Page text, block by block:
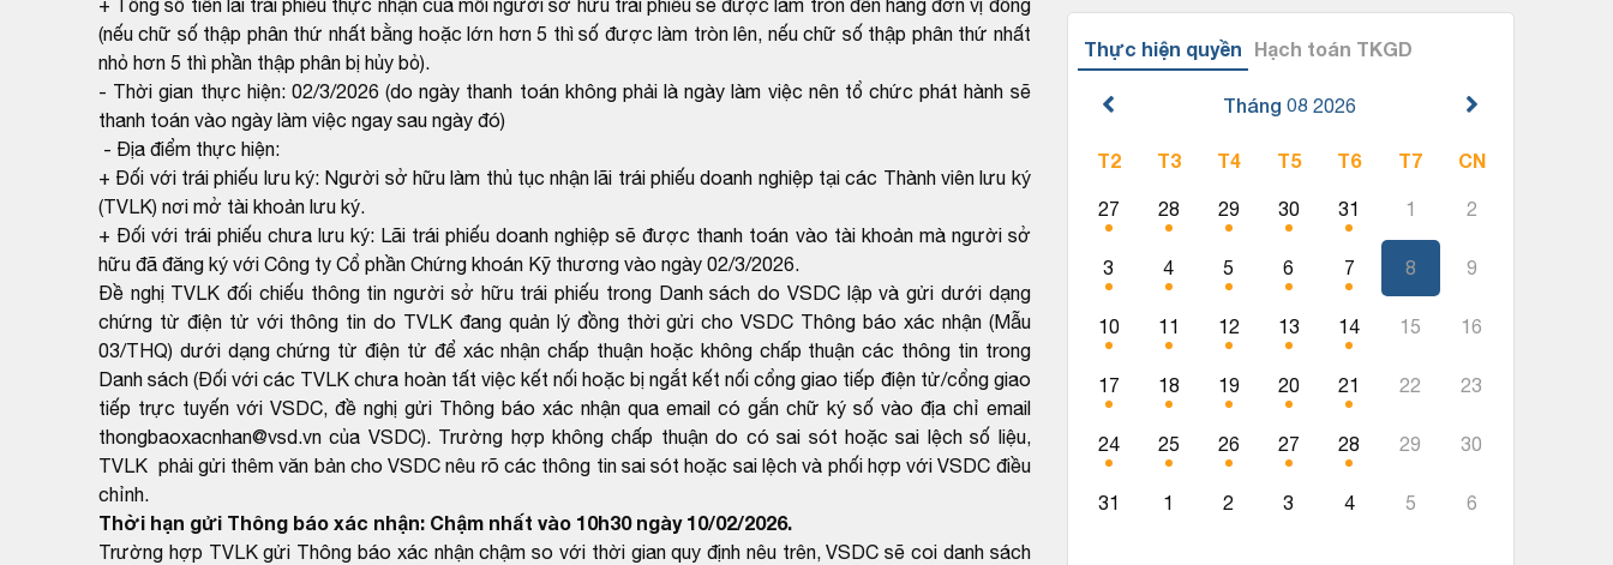
(nếu chữ số thập phân thứ nhất bằng hoặc lớn hơn 5 thì số được làm tròn lên, nếu chữ số thập phân thứ nhất
nhỏ hơn 5 thì phần thập phân bị hủy bỏ).
- Thời gian thực hiện: 02/3/2026 (do ngày thanh toán không phải là ngày làm việc nên tổ chức phát hành sẽ
thanh toán vào ngày làm việc ngay sau ngày đó)
- Địa điểm thực hiện:
+ Đối với trái phiếu lưu ký: Người sở hữu làm thủ tục nhận lãi trái phiếu doanh nghiệp tại các Thành viên lưu ký
(TVLK) nơi mở tài khoản lưu ký.
+ Đối với trái phiếu chưa lưu ký: Lãi trái phiếu doanh nghiệp sẽ được thanh toán vào tài khoản mà người sở
hữu đã đăng ký với Công ty Cổ phần Chứng khoán Kỹ thương vào ngày 02/3/2026.
Đề nghị TVLK đối chiếu thông tin người sở hữu trái phiếu trong Danh sách do VSDC lập và gửi dưới dạng
chứng từ điện tử với thông tin do TVLK đang quản lý đồng thời gửi cho VSDC Thông báo xác nhận (Mẫu
03/THQ) dưới dạng chứng từ điện tử để xác nhận chấp thuận hoặc không chấp thuận các thông tin trong
Danh sách (Đối với các TVLK chưa hoàn tất việc kết nối hoặc bị ngắt kết nối cổng giao tiếp điện tử/cổng giao
tiếp trực tuyến với VSDC, đề nghị gửi Thông báo xác nhận qua email có gắn chữ ký số vào địa chỉ email
thongbaoxacnhan@vsd.vn của VSDC). Trường hợp không chấp thuận do có sai sót hoặc sai lệch số liệu,
TVLK phải gửi thêm văn bản cho VSDC nêu rõ các thông tin sai sót hoặc sai lệch và phối hợp với VSDC điều
chỉnh.
Thời hạn gửi Thông báo xác nhận: Chậm nhất vào 10h30 ngày 10/02/2026.
Trường hợp TVLK gửi Thông báo xác nhận chậm so với thời gian quy định nêu trên, VSDC sẽ coi danh sách
Thực hiện quyền Hạch toán TKGD
Tháng 08 2026
T2 T3 T4 T5 T6 T7 CN
27 28 29 30 31 1 2
3 4 5 6 7 8 9
10 11 12 13 14 15 16
17 18 19 20 21 22 23
24 25 26 27 28 29 30
31 1 2 3 4 5 6